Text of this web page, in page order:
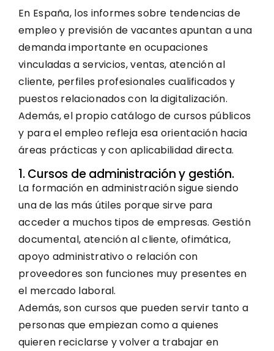
En España, los informes sobre tendencias de
empleo y previsión de vacantes apuntan a una
demanda importante en ocupaciones
vinculadas a servicios, ventas, atención al
cliente, perfiles profesionales cualificados y
puestos relacionados con la digitalización.
Además, el propio catálogo de cursos públicos
y para el empleo refleja esa orientación hacia
áreas prácticas y con aplicabilidad directa.
1. Cursos de administración y gestión.
La formación en administración sigue siendo
una de las más útiles porque sirve para
acceder a muchos tipos de empresas. Gestión
documental, atención al cliente, ofimática,
apoyo administrativo o relación con
proveedores son funciones muy presentes en
el mercado laboral.
Además, son cursos que pueden servir tanto a
personas que empiezan como a quienes
quieren reciclarse y volver a trabajar en